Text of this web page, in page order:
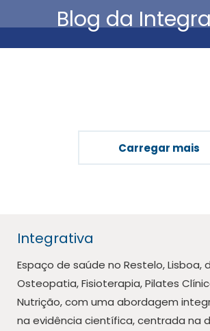
Está aqui:
Blog da
Carregar mais
Integrativa
Espaço de saúde no Restelo, Lisboa,
Osteopatia, Fisioterapia, Pilates
Nutrição, com uma abordagem
na evidência científica, centrada na